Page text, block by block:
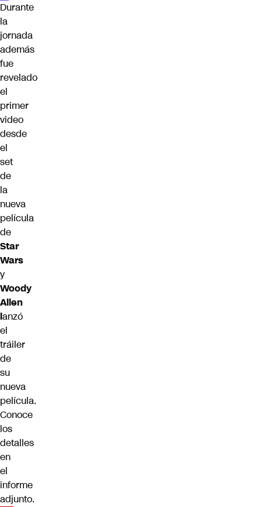
Durante
la
jornada
además
fue
revelado
el
primer
video
desde
el
set
de
la
nueva
película
de
Star
Wars
y
Woody
Allen
lanzó
el
tráiler
de
su
nueva
película.
Conoce
los
detalles
en
el
informe
adjunto.